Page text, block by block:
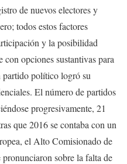
de nuevos electores y
todos estos factores
y la posibilidad
opciones sustantivas para
partido político logró su
El número de partidos
progresivamente, 21
que 2016 se contaba con un
el Alto Comisionado de
sobre la falta de